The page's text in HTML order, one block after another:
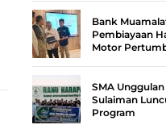
Bank
Pembiayaan
Motor
SMA
Sulaiman
Program